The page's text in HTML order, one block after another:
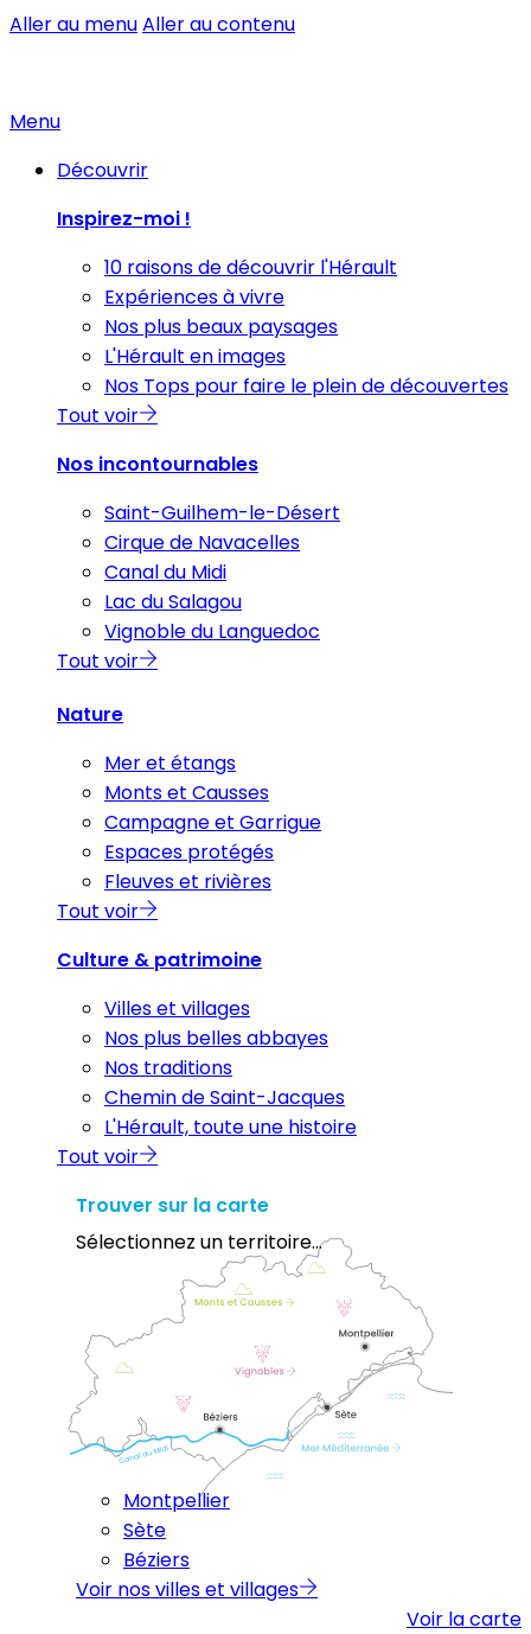
Aller au menuAller au contenu
Menu
Découvrir
Inspirez-moi !
10 raisons de découvrir l'Hérault
Expériences à vivre
Nos plus beaux paysages
L'Hérault en images
Nos Tops pour faire le plein de découvertes
Tout voir
Nos incontournables
Saint-Guilhem-le-Désert
Cirque de Navacelles
Canal du Midi
Lac du Salagou
Vignoble du Languedoc
Tout voir
Nature
Mer et étangs
Monts et Causses
Campagne et Garrigue
Espaces protégés
Fleuves et rivières
Tout voir
Culture & patrimoine
Villes et villages
Nos plus belles abbayes
Nos traditions
Chemin de Saint-Jacques
L'Hérault, toute une histoire
Tout voir
Trouver sur la carte
Sélectionnez un territoire...
Montpellier
Sète
Béziers
Voir nos villes et villages
Voir la carte